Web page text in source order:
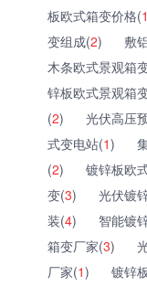
板欧式箱变价格(1
变组成(2) 敷
木条欧式景观箱
锌板欧式景观箱
(2) 光伏高压
式变电站(1)
(2) 镀锌板欧
变(3) 光伏镀
装(4) 智能镀
箱变厂家(3)
厂家(1) 镀锌